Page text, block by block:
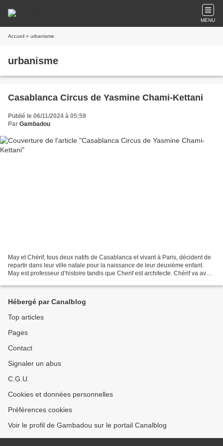
MENU
Accueil » urbanisme
urbanisme
Casablanca Circus de Yasmine Chami-Kettani
Publié le 06/11/2024 à 05:59
Par Gambadou
May et Chérif, tous deux natifs de Casablanca et vivant à Paris, décident de
repartir dans leur ville natale pour la naissance de leur deuxième enfant.
May est professeur d’histoire tandis que Cherif est architecte. Chérif va avoir
Hébergé par Canalblog
Top articles
Pages
Contact
Signaler un abus
C.G.U.
Cookies et données personnelles
Préférences cookies
Voir le profil de Gambadou sur le portail Canalblog